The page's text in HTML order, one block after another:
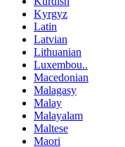
Kyrgyz
Latin
Latvian
Lithuanian
Luxembou..
Macedonian
Malagasy
Malay
Malayalam
Maltese
Maori